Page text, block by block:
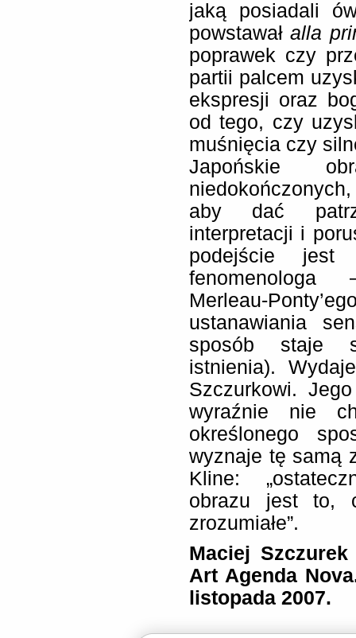
jaką posiadali
powstawałalla
poprawek czy
partii palcem
ekspresji oraz
od tego, czy
muśnięcia czy
Japońskie
aby dać
interpretacji i
podejście jest
fenomenologa
Merleau-
ustanawiania
sposób staje
istnienia).
Szczurkowi.
wyraźnie nie
określonego
wyznaje tę samą
Kline:
obrazu jest to,
zrozumiałe”.
Maciej
Art Agenda
listopada 2007.